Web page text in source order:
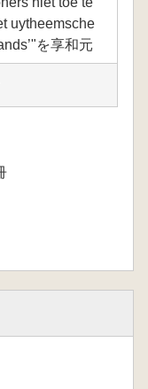
uytheemsche
を享和元
国論下;通篇